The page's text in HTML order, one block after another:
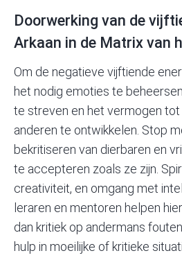
Doorwerking van de
Arkaan in de Matrix van
Om de negatieve vijftiende
het nodig emoties te
te streven en het vermogen
anderen te ontwikkelen. Stop
bekritiseren van dierbaren en
te accepteren zoals ze zijn.
creativiteit, en omgang met
leraren en mentoren helpen
dan kritiek op andermans
hulp in moeilijke of kritieke